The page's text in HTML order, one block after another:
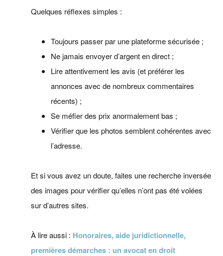
Quelques réflexes simples :
Toujours passer par une plateforme sécurisée ;
Ne jamais envoyer d’argent en direct ;
Lire attentivement les avis (et préférer les
annonces avec de nombreux commentaires
récents) ;
Se méfier des prix anormalement bas ;
Vérifier que les photos semblent cohérentes avec
l’adresse.
Et si vous avez un doute, faites une recherche inversée
des images pour vérifier qu’elles n’ont pas été volées
sur d’autres sites.
À lire aussi : Honoraires, aide juridictionnelle,
premières démarches : un avocat en droit